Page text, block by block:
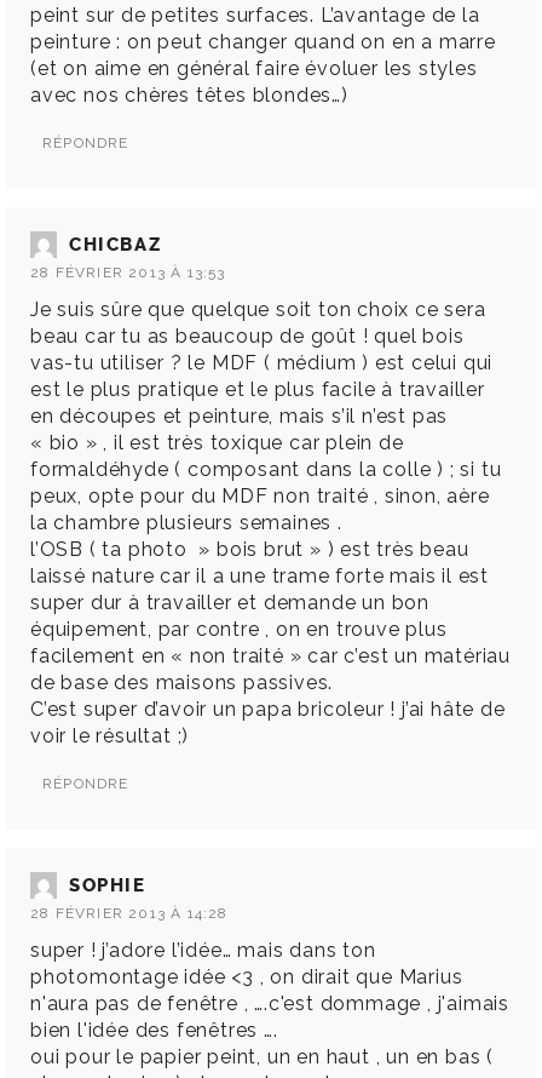
peint sur de petites surfaces. L’avantage de la
peinture : on peut changer quand on en a marre
(et on aime en général faire évoluer les styles
avec nos chères têtes blondes…)
RÉPONDRE
CHICBAZ
28 FÉVRIER 2013 À 13:53
Je suis sûre que quelque soit ton choix ce sera
beau car tu as beaucoup de goût ! quel bois
vas-tu utiliser ? le MDF ( médium ) est celui qui
est le plus pratique et le plus facile à travailler
en découpes et peinture, mais s’il n’est pas
« bio » , il est très toxique car plein de
formaldéhyde ( composant dans la colle ) ; si tu
peux, opte pour du MDF non traité , sinon, aère
la chambre plusieurs semaines .
l’OSB ( ta photo » bois brut » ) est très beau
laissé nature car il a une trame forte mais il est
super dur à travailler et demande un bon
équipement, par contre , on en trouve plus
facilement en « non traité » car c’est un matériau
de base des maisons passives.
C’est super d’avoir un papa bricoleur ! j’ai hâte de
voir le résultat ;)
RÉPONDRE
SOPHIE
28 FÉVRIER 2013 À 14:28
super ! j’adore l’idée… mais dans ton
photomontage idée <3 , on dirait que Marius
n'aura pas de fenêtre , ….c'est dommage , j'aimais
bien l'idée des fenêtres ….
oui pour le papier peint, un en haut , un en bas (